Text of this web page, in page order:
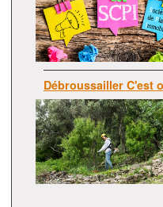
Débroussailler C'est